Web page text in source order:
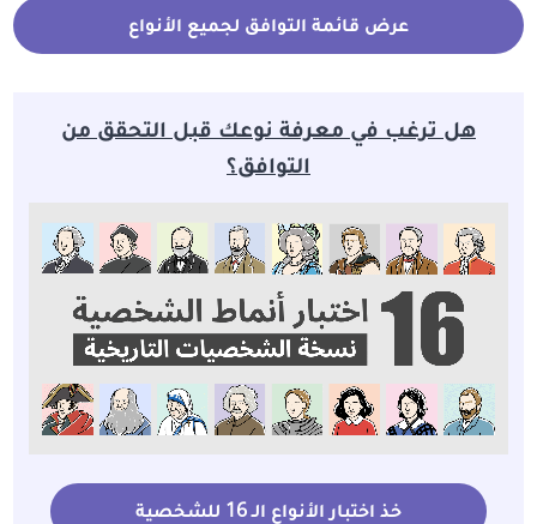
عرض قائمة التوافق لجميع الأنواع
هل ترغب في معرفة نوعك قبل التحقق من
التوافق؟
خذ اختبار الأنواع الـ 16 للشخصية